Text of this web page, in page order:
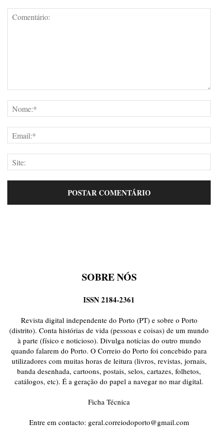
SOBRE NÓS
ISSN 2184-2361
Revista digital independente do Porto (PT) e sobre o Porto
(distrito). Conta histórias de vida (pessoas e coisas) de um mundo
à parte (físico e noticioso). Divulga notícias do outro mundo
quando falarem do Porto. O Correio do Porto foi concebido para
utilizadores com muitas horas de leitura (livros, revistas, jornais,
banda desenhada, cartoons, postais, selos, cartazes, folhetos,
catálogos, etc). É a geração do papel a navegar no mar digital.
Ficha Técnica
Entre em contacto: geral.correiodoporto@gmail.com